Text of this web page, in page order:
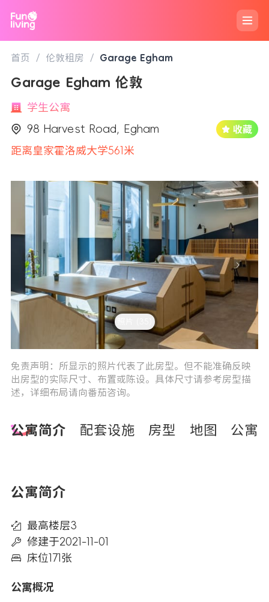
首页 / 伦敦租房 / Garage Egham
Garage Egham 伦敦
学生公寓
98 Harvest Road, Egham
距离皇家霍洛威大学561米
免责声明：所显示的照片代表了此房型。但不能准确反映
出房型的实际尺寸、布置或陈设。具体尺寸请参考房型描
述，详细布局请向番茄咨询。
公寓简介 配套设施 房型 地图 公寓
公寓简介
最高楼层3
修建于2021-11-01
床位171张
公寓概况